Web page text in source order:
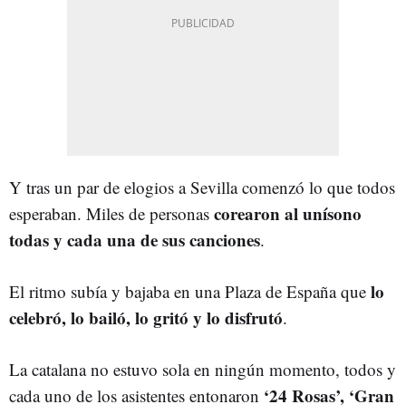
Y tras un par de elogios a Sevilla comenzó lo que todos
esperaban. Miles de personas corearon al unísono
todas y cada una de sus canciones.
El ritmo subía y bajaba en una Plaza de España que lo
celebró, lo bailó, lo gritó y lo disfrutó.
La catalana no estuvo sola en ningún momento, todos y
cada uno de los asistentes entonaron ‘24 Rosas’, ‘Gran